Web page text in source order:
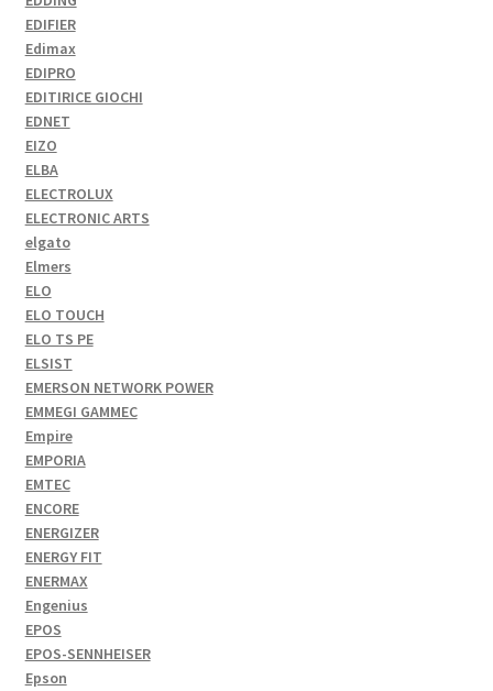
EDIFIER
Edimax
EDIPRO
EDITIRICE GIOCHI
EDNET
EIZO
ELBA
ELECTROLUX
ELECTRONIC ARTS
elgato
Elmers
ELO
ELO TOUCH
ELO TS PE
ELSIST
EMERSON NETWORK POWER
EMMEGI GAMMEC
Empire
EMPORIA
EMTEC
ENCORE
ENERGIZER
ENERGY FIT
ENERMAX
Engenius
EPOS
EPOS-SENNHEISER
Epson